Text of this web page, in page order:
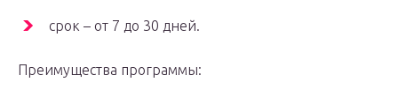
срок – от 7 до 30 дней.
Преимущества программы: